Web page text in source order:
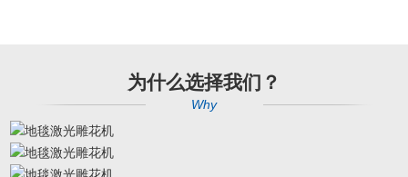
为什么选择我们？
Why